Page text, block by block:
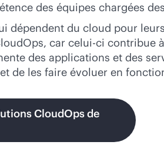
des équipes chargées
dépendent du cloud pour
car celui-ci contribue
des applications et des
de les faire évoluer en
CloudOps de